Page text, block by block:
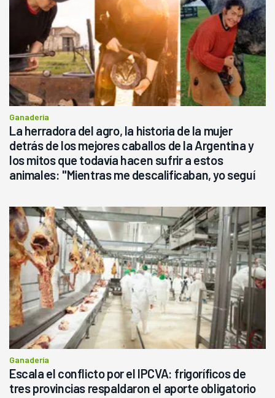
Ganadería
La herradora del agro, la historia de la mujer
detrás de los mejores caballos de la Argentina y
los mitos que todavía hacen sufrir a estos
animales: "Mientras me descalificaban, yo seguí
Ganadería
Escala el conflicto por el IPCVA: frigoríficos de
tres provincias respaldaron el aporte obligatorio